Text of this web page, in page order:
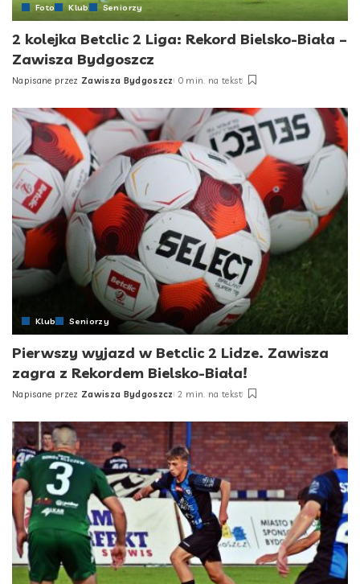
Foto Klub Seniorzy
2 kolejka Betclic 2 Liga: Rekord Bielsko-Biała –
Zawisza Bydgoszcz
Posted
Napisane przez Zawisza Bydgoszcz 0 min. na tekst
Klub Seniorzy
Pierwszy wyjazd w Betclic 2 Lidze. Zawisza
zagra z Rekordem Bielsko-Biała!
Posted
Napisane przez Zawisza Bydgoszcz 2 min. na tekst